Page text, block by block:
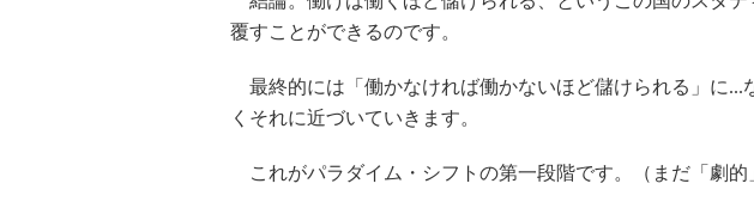
覆すことができるのです。
最終的には「働かなければ働かないほど儲けられる」に...
くそれに近づいていきます。
これがパラダイム・シフトの第一段階です。（まだ「劇的